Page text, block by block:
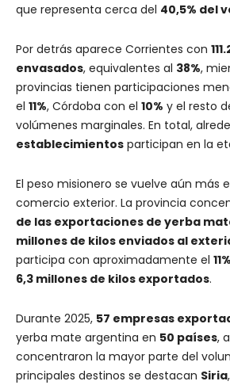
que representa cerca del 40,5% del
Por detrás aparece Corrientes con
envasados, equivalentes al 38%,
provincias tienen participaciones
el 11%, Córdoba con el 10% y el resto
volúmenes marginales. En total,
establecimientos participan en la
El peso misionero se vuelve aún más
comercio exterior. La provincia
de las exportaciones de yerba
millones de kilos enviados al
participa con aproximadamente el 11%
6,3 millones de kilos exportados.
Durante 2025, 57 empresas
yerba mate argentina en 50 países,
concentraron la mayor parte del
principales destinos se destacan Siria